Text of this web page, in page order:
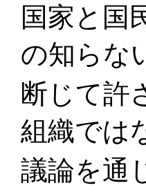
国家と国
の知らな
断じて許
組織では
議論を通